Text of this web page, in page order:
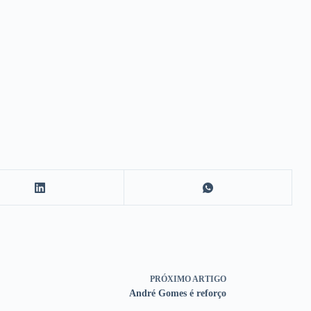
PRÓXIMO ARTIGO
André Gomes é reforço